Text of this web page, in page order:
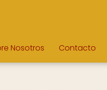
Nosotros Contacto